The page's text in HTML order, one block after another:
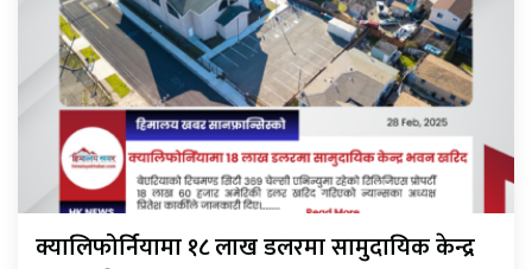
क्यालिफोर्नियामा १८ लाख डलरमा सामुदायिक केन्द्र